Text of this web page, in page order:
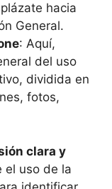
hacia
General.
: Aquí,
del uso
dividida en
fotos,
clara y
el uso de la